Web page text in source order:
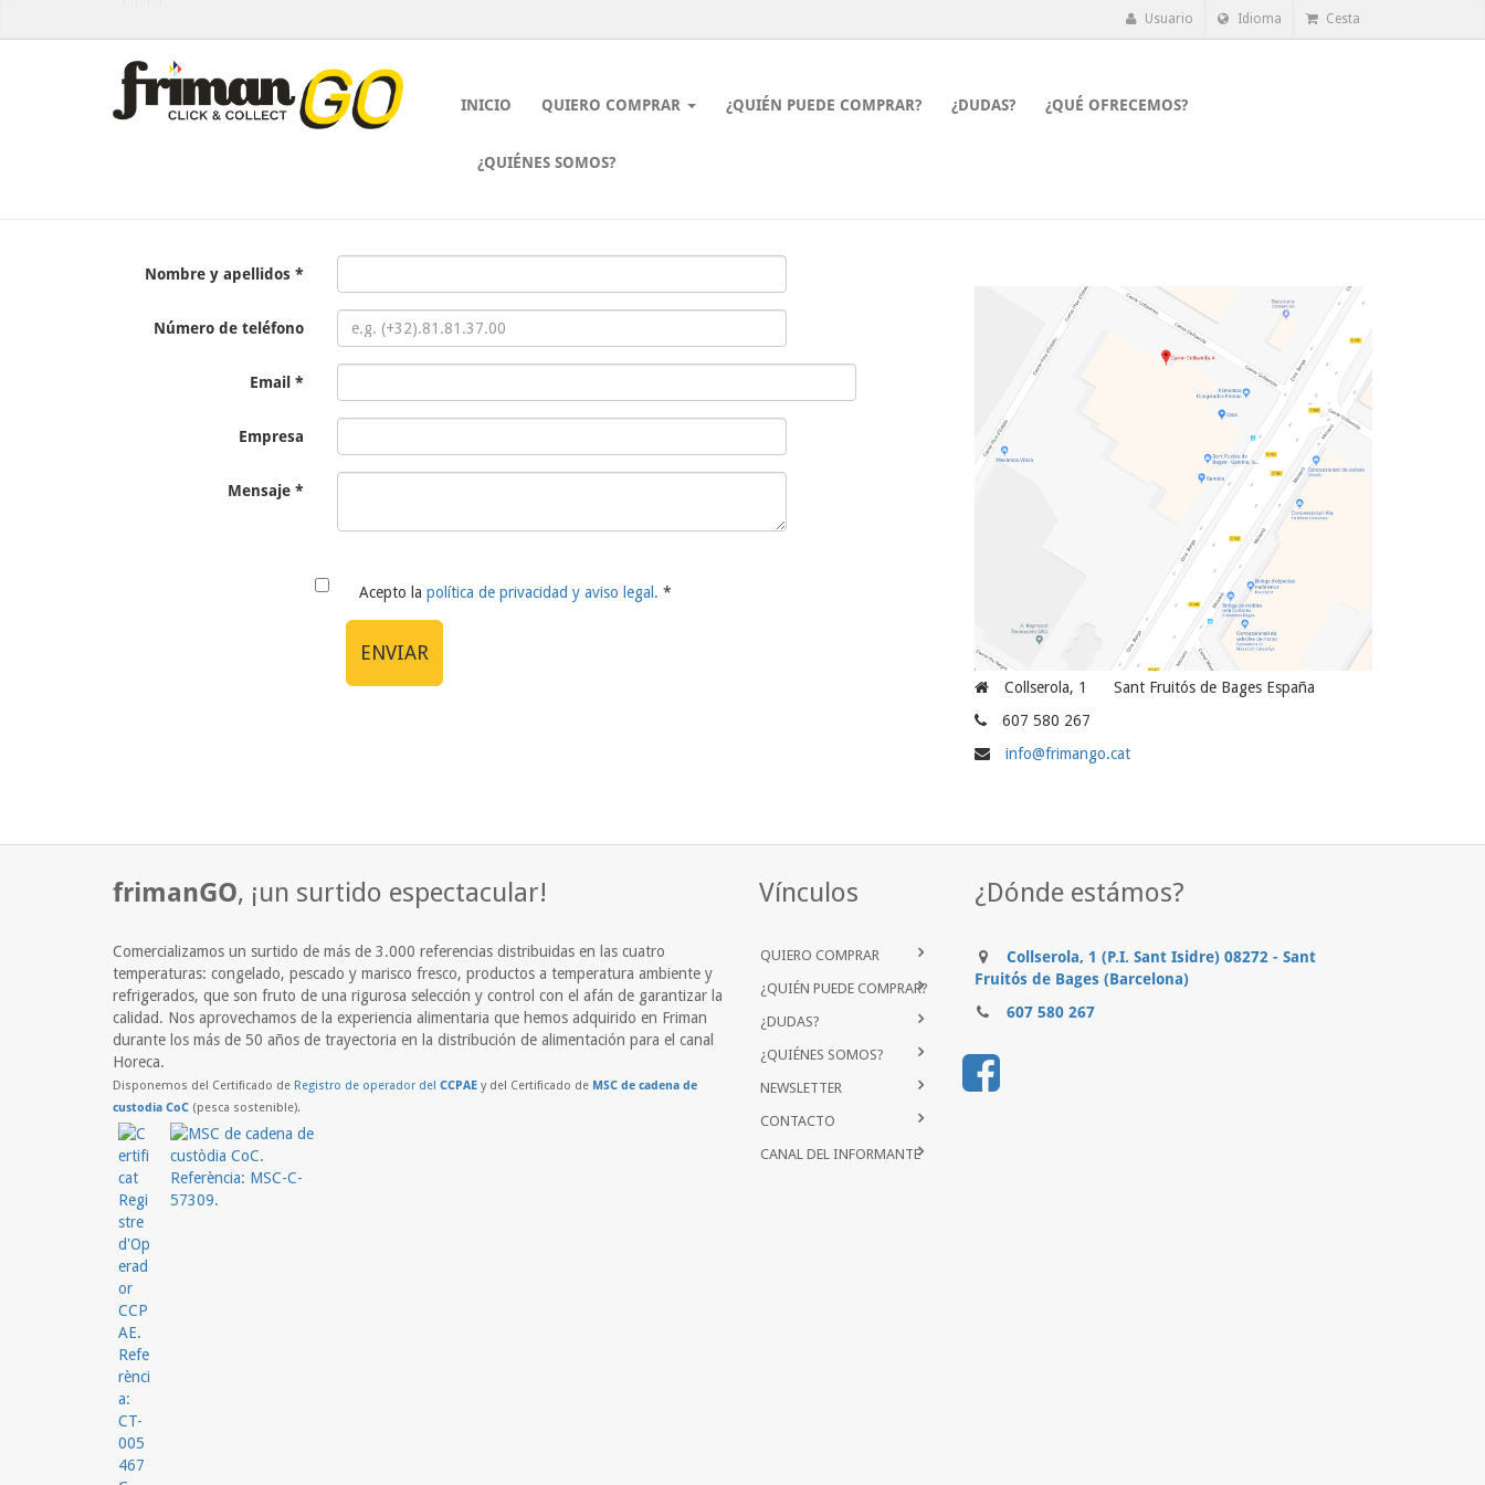
Usuario Idioma Cesta
INICIO QUIERO COMPRAR ¿QUIÉN PUEDE COMPRAR? ¿DUDAS? ¿QUÉ OFRECEMOS?
¿QUIÉNES SOMOS?
Nombre y apellidos
Número de teléfono
Email
Empresa
Mensaje
Acepto la política de privacidad y aviso legal.
ENVIAR
Collserola, 1 Sant Fruitós de Bages España
607 580 267
info@frimango.cat
frimanGO, ¡un surtido espectacular!
Comercializamos un surtido de más de 3.000 referencias distribuidas en las cuatro
temperaturas: congelado, pescado y marisco fresco, productos a temperatura ambiente y
refrigerados, que son fruto de una rigurosa selección y control con el afán de garantizar la
calidad. Nos aprovechamos de la experiencia alimentaria que hemos adquirido en Friman
durante los más de 50 años de trayectoria en la distribución de alimentación para el canal
Horeca.
Disponemos del Certificado de Registro de operador del CCPAE y del Certificado de MSC de cadena de
custodia CoC (pesca sostenible).
Vínculos
QUIERO COMPRAR
¿QUIÉN PUEDE COMPRAR?
¿DUDAS?
¿QUIÉNES SOMOS?
NEWSLETTER
CONTACTO
CANAL DEL INFORMANTE
¿Dónde estámos?
Collserola, 1 (P.I. Sant Isidre) 08272 - Sant
Fruitós de Bages (Barcelona)
607 580 267